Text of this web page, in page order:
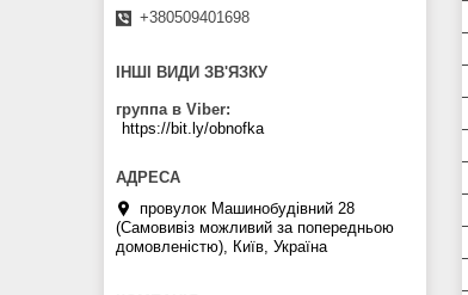
+380509401698
ІНШІ ВИДИ ЗВ'ЯЗКУ
группа в Viber
https://bit.ly/obnofka
провулок Машинобудівний 28
(Самовивіз можливий за попередньою
домовленістю), Київ, Україна